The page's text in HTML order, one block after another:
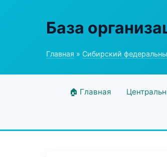
База
Главная » Сибирский
🏠 Главная